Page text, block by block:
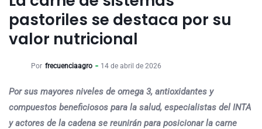
pastoriles se destaca por su
valor nutricional
Por frecuenciaagro 14 de abril de 2026
Por sus mayores niveles de omega 3, antioxidantes y
compuestos beneficiosos para la salud, especialistas del INTA
y actores de la cadena se reunirán para posicionar la carne